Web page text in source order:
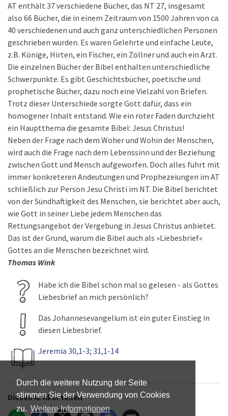
Durch die weitere Nutzung der Seite
stimmen Sie der Verwendung von Cookies
zu. Weitere Informationen
AT enthält 37 verschiedene Bücher, das NT 27, insgesamt
also 66 Bücher, die in einem Zeitraum von 1500 Jahren von ca.
40 verschiedenen und auch ganz unterschiedlichen Personen
geschrieben wurden. Es waren Gelehrte und einfache Leute,
z.B. Könige, Hirten, ein Fischer, ein Zöllner und auch ein Arzt.
Die einzelnen Bücher der Bibel enthalten unterschiedliche
Schwerpunkte. Es gibt Geschichtsbücher, poetische und
prophetische Bücher, dazu noch eine Vielzahl von Briefen.
Trotz dieser Unterschiede sorgte Gott dafür, dass ein
homogener Inhalt entstand. Wie ein roter Faden durchzieht
ein Hauptthema die gesamte Bibel: Jesus Christus!
Neben der Frage nach dem Woher und Wohin der Menschen,
wird auch die Frage nach dem Lebenssinn und der Beziehung
zwischen Gott und Mensch aufgeworfen. Doch alles führt mit
immer konkreteren Andeutungen und Prophezeiungen im AT
schließlich zur Person Jesu Christi im NT. Die Bibel berichtet
von der Sündhaftigkeit des Menschen, sie berichtet aber auch,
wie Gott in seiner Liebe jedem Menschen das
Rettungsangebot der Vergebung in Jesus Christus anbietet.
Das ist der Grund, warum die Bibel auch als »Liebesbrief«
Gottes an die Menschen bezeichnet wird.
Thomas Wink
Habe ich die Bibel schon mal so gelesen - als Gottes
Liebesbrief an mich persönlich?
Das Johannesevangelium ist ein guter Einstieg in
diesen Liebesbrief.
Jeremia 30,1-3; 31,1-14
Diesen Artikel teilen